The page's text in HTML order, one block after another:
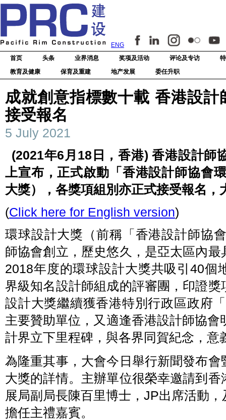
ENG
首页
头条 业界消息 奖项及活动 评论及专访
教育及健康
保育及重建 地产发展 委任升职
成就創意指標數十載 香港設
接受報名
5 July 2021
(2021年6月18日，香港) 香港設計師
上宣布，正式啟動「香港設計師協會
大獎），各獎項組別亦正式接受報名，
(Click here for English version)
環球設計大獎（前稱「香港設計師協
師協會創立，歷史悠久，是亞太區內
2018年度的環球設計大獎共吸引40個
界級知名設計師組成的評審團，印證
設計大獎繼續獲香港特別行政區政府
主要贊助單位，又適逢香港設計師協
計界立下里程碑，與各界同賀紀念，意
為隆重其事，大會今日舉行新聞發布
大獎的詳情。主辦單位很榮幸邀請到
展局副局長陳百里博士，JP出席活動
擔任主禮嘉賓。